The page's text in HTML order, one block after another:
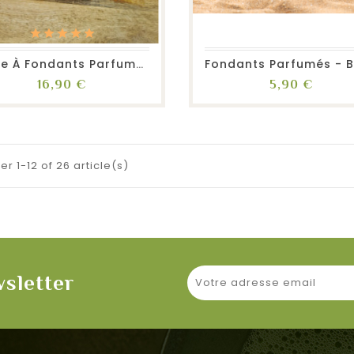
favorite_border repeat visibility
Boîte À Fondants Parfumés...
Prix
16,90 € Prix
5,90 €
1-12 of 26 article(s)